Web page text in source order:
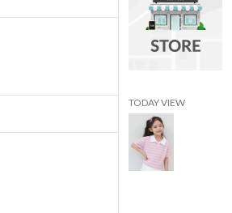
TODAY VIEW